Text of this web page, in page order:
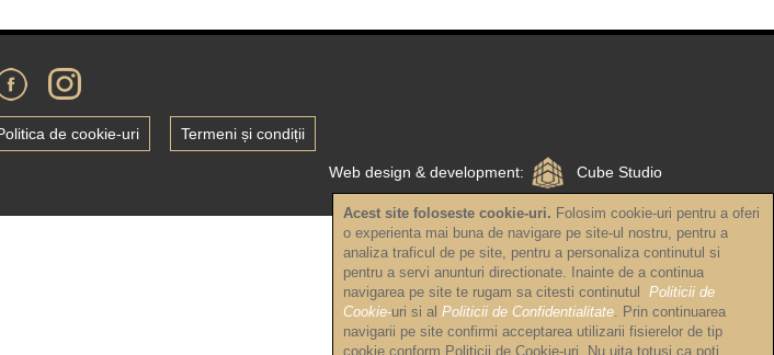
de cookie-uri Termeni și condiții
Web design & development: Cube Studio
Acest site foloseste cookie-uri. Folosim cookie-uri pentru a oferi
o experienta mai buna de navigare pe site-ul nostru, pentru a
analiza traficul de pe site, pentru a personaliza continutul si
pentru a servi anunturi directionate. Inainte de a continua
navigarea pe site te rugam sa citesti continutul Politicii de
Cookie-uri si al Politicii de Confidentialitate. Prin continuarea
navigarii pe site confirmi acceptarea utilizarii fisierelor de tip
cookie conform Politicii de Cookie-uri. Nu uita totusi ca poti